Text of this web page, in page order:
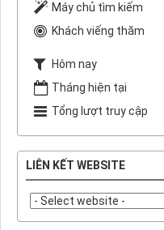
Máy chủ tìm kiếm
Khách viếng thăm
Hôm nay
Tháng hiện tại
Tổng lượt truy cập
LIÊN KẾT WEBSITE